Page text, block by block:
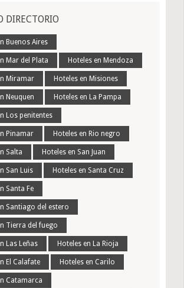
DIRECTORIO
Buenos Aires
Mar del Plata Hoteles en Mendoza
Miramar Hoteles en Misiones
Neuquen Hoteles en La Pampa
Los penitentes
Pinamar Hoteles en Rio negro
Salta Hoteles en San Juan
San Luis Hoteles en Santa Cruz
Santa Fe
Santiago del estero
Tierra del fuego
Las Leñas Hoteles en La Rioja
El Calafate Hoteles en Carilo
Catamarca